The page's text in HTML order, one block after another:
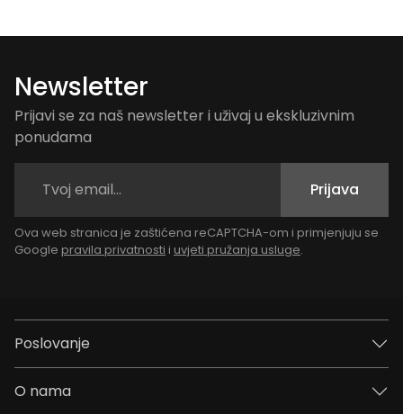
Newsletter
Prijavi se za naš newsletter i uživaj u ekskluzivnim
ponudama
Prijava
Ova web stranica je zaštićena reCAPTCHA-om i primjenjuju se
Google pravila privatnosti i uvjeti pružanja usluge.
Poslovanje
O nama